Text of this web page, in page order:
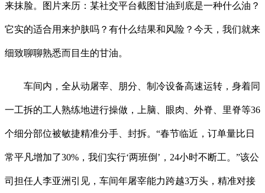
来抹脸。图片来历：某社交平台截图甘油到底是一种什么油？
它实的适合用来护肤吗？有什么结果和风险？今天，我们就来
细致聊聊熟悉而目生的甘油。
车间内，全从动屠宰、朋分、制冷设备高速运转，身着同
一工拆的工人熟练地进行操做，上脑、眼肉、外脊、里脊等36
个细分部位被敏捷精准分手、封拆。“春节临近，订单量比日
常平凡增加了30%，我们实行‘两班倒’，24小时不断工。”该公
司担任人李亚洲引见，车间年屠宰能力跨越3万头，精准对接